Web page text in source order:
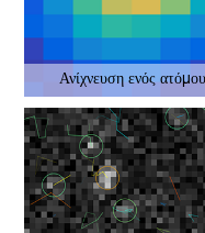
Ανίχνευση ενός ατόμου